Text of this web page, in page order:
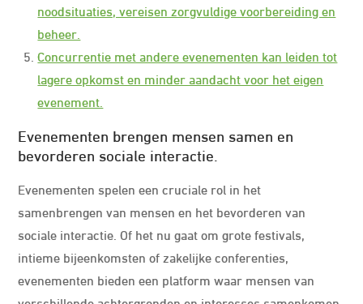
noodsituaties, vereisen zorgvuldige voorbereiding en
beheer.
Concurrentie met andere evenementen kan leiden tot
lagere opkomst en minder aandacht voor het eigen
evenement.
Evenementen brengen mensen samen en
bevorderen sociale interactie.
Evenementen spelen een cruciale rol in het
samenbrengen van mensen en het bevorderen van
sociale interactie. Of het nu gaat om grote festivals,
intieme bijeenkomsten of zakelijke conferenties,
evenementen bieden een platform waar mensen van